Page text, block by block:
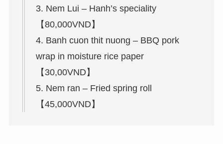
3. Nem Lui – Hanh’s speciality
【80,000VND】
4. Banh cuon thit nuong – BBQ pork
wrap in moisture rice paper
【30,00VND】
5. Nem ran – Fried spring roll
【45,000VND】